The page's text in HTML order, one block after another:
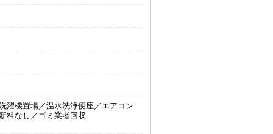
濯機置場／温水洗浄便座／エアコン
料なし／ゴミ業者回収